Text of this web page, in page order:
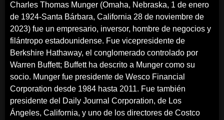
Charles Thomas Munger (Omaha, Nebraska, 1 de enero
de 1924-Santa Bárbara, California 28 de noviembre de
2023) fue un empresario, inversor, hombre de negocios y
filántropo estadounidense. Fue vicepresidente de
Berkshire Hathaway, el conglomerado controlado por
Warren Buffett; Buffett ha descrito a Munger como su
socio. Munger fue presidente de Wesco Financial
Corporation desde 1984 hasta 2011. Fue también
presidente del Daily Journal Corporation, de Los
Ángeles, California, y uno de los directores de Costco